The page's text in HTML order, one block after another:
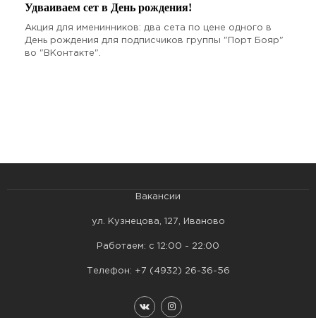
Удваиваем сет в День рождения!
Акция для именинников: два сета по цене одного в
День рождения для подписчиков группы "Порт Бояр"
во "ВКонтакте".
Вакансии
ул. Кузнецова, 127, Иваново
Работаем: с 12:00 - 22:00
Телефон: +7 (4932) 26-36-56